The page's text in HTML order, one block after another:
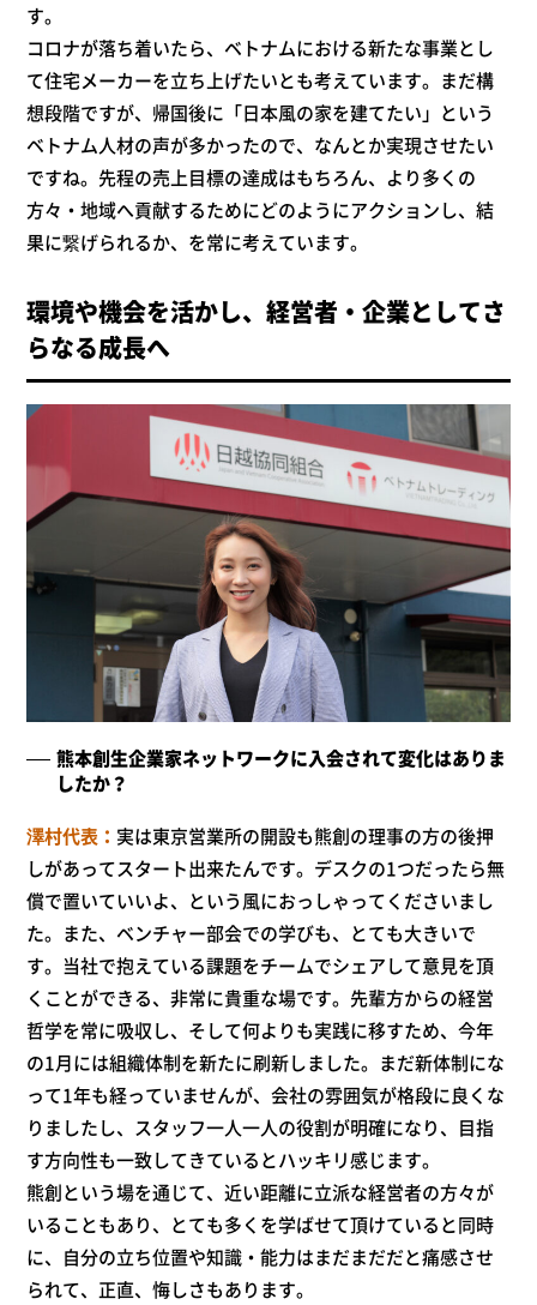
す。
コロナが落ち着いたら、ベトナムにおける新たな事業とし
て住宅メーカーを立ち上げたいとも考えています。まだ構
想段階ですが、帰国後に「日本風の家を建てたい」という
ベトナム人材の声が多かったので、なんとか実現させたい
ですね。先程の売上目標の達成はもちろん、より多くの
方々・地域へ貢献するためにどのようにアクションし、結
果に繋げられるか、を常に考えています。
環境や機会を活かし、経営者・企業としてさ
らなる成長へ
熊本創生企業家ネットワークに入会されて変化はありま
したか？
澤村代表
実は東京営業所の開設も熊創の理事の方の後押
しがあってスタート出来たんです。デスクの1つだったら無
償で置いていいよ、という風におっしゃってくださいまし
た。また、ベンチャー部会での学びも、とても大きいで
す。当社で抱えている課題をチームでシェアして意見を頂
くことができる、非常に貴重な場です。先輩方からの経営
哲学を常に吸収し、そして何よりも実践に移すため、今年
の1月には組織体制を新たに刷新しました。まだ新体制にな
って1年も経っていませんが、会社の雰囲気が格段に良くな
りましたし、スタッフ一人一人の役割が明確になり、目指
す方向性も一致してきているとハッキリ感じます。
熊創という場を通じて、近い距離に立派な経営者の方々が
いることもあり、とても多くを学ばせて頂けていると同時
に、自分の立ち位置や知識・能力はまだまだだと痛感させ
られて、正直、悔しさもあります。